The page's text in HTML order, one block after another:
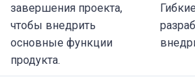
завершения проекта,
чтобы внедрить
основные функции
продукта.